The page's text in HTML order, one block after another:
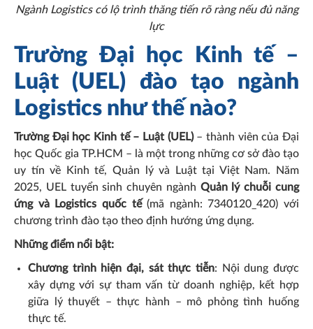
Ngành Logistics có lộ trình thăng tiến rõ ràng nếu đủ năng
lực
Trường Đại học Kinh tế –
Luật (UEL) đào tạo ngành
Logistics như thế nào?
Trường Đại học Kinh tế – Luật (UEL)– thành viên của Đại
học Quốc gia TP.HCM – là một trong những cơ sở đào tạo
uy tín về Kinh tế, Quản lý và Luật tại Việt Nam. Năm
2025, UEL tuyển sinh chuyên ngành Quản lý chuỗi cung
ứng và Logistics quốc tế(mã ngành: 7340120_420) với
chương trình đào tạo theo định hướng ứng dụng.
Những điểm nổi bật:
Chương trình hiện đại, sát thực tiễn: Nội dung được
xây dựng với sự tham vấn từ doanh nghiệp, kết hợp
giữa lý thuyết – thực hành – mô phỏng tình huống
thực tế.